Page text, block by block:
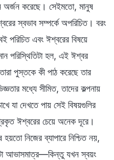
অর্জন করেছে। সেইমতো, মানুষ
স্বভাব সম্পর্কে অপরিচিত। বরং
পরিচিত এবং ঈশ্বরের বিষয়ে
পরিস্থিতিটা হল, এই ঈশ্বর
পুস্তকে কী পাঠ করেছে তার
মধ্যে সীমিত, তাদের কল্পনায়
যা দেখতে পায় সেই বিষয়গুলির
ঈশ্বরের চেয়ে অনেক দূরে।
নিজের ব্যাপারে নিশ্চিত নয়,
আভাসমাত্র—কিন্তু যখন স্বয়ং